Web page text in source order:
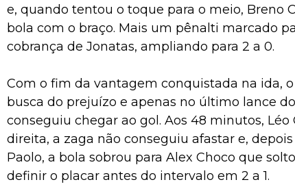
e, quando tentou o toque para o meio, Breno
bola com o braço. Mais um pênalti marcado
cobrança de Jonatas, ampliando para 2 a 0.
Com o fim da vantagem conquistada na ida,
busca do prejuízo e apenas no último lance
conseguiu chegar ao gol. Aos 48 minutos,
direita, a zaga não conseguiu afastar e,
Paolo, a bola sobrou para Alex Choco que
definir o placar antes do intervalo em 2 a 1.